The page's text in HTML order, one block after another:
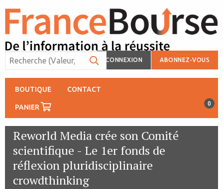
CONNEXION ABONNEZ-VOUS
BOUTIQUE CONTACT
PANIER 0
Reworld Media crée son Comité
scientifique - Le 1er fonds de
réflexion pluridisciplinaire
crowdthinking